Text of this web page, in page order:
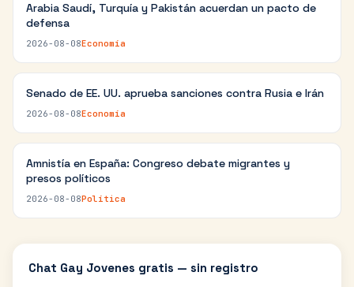
Arabia Saudí, Turquía y Pakistán acuerdan un pacto de
defensa
2026-08-08Economía
Senado de EE. UU. aprueba sanciones contra Rusia e Irán
2026-08-08Economía
Amnistía en España: Congreso debate migrantes y
presos políticos
2026-08-08Política
Chat Gay Jovenes gratis — sin registro